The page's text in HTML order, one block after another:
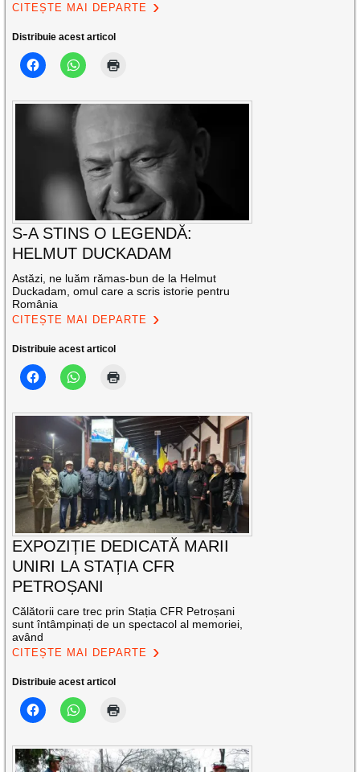
CITEȘTE MAI DEPARTE
Distribuie acest articol
S-A STINS O LEGENDĂ:
HELMUT DUCKADAM
Astăzi, ne luăm rămas-bun de la Helmut
Duckadam, omul care a scris istorie pentru
România
CITEȘTE MAI DEPARTE
Distribuie acest articol
EXPOZIȚIE DEDICATĂ MARII
UNIRI LA STAȚIA CFR
PETROȘANI
Călătorii care trec prin Stația CFR Petroșani
sunt întâmpinați de un spectacol al memoriei,
având
CITEȘTE MAI DEPARTE
Distribuie acest articol